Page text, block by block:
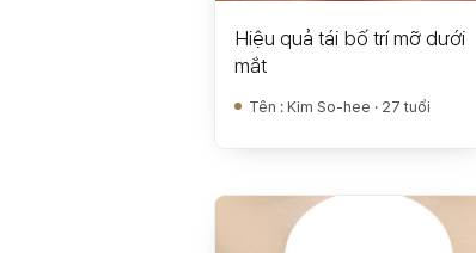
Hiệu quả tái bố trí mỡ dưới
mắt
Tên : Kim So-hee · 27 tuổi